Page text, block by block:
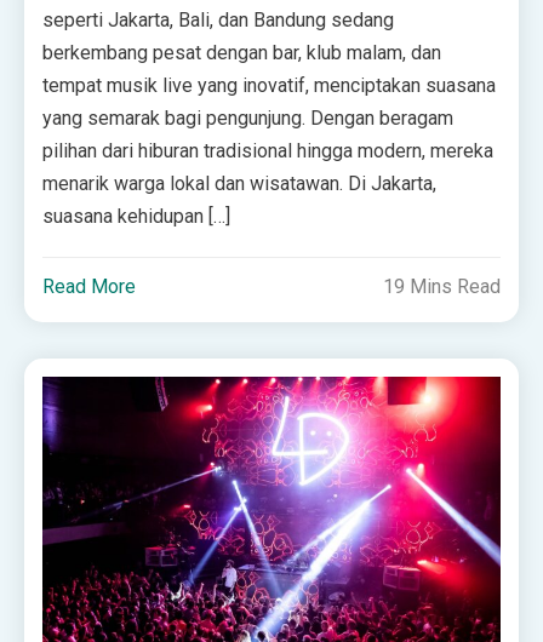
seperti Jakarta, Bali, dan Bandung sedang
berkembang pesat dengan bar, klub malam, dan
tempat musik live yang inovatif, menciptakan suasana
yang semarak bagi pengunjung. Dengan beragam
pilihan dari hiburan tradisional hingga modern, mereka
menarik warga lokal dan wisatawan. Di Jakarta,
suasana kehidupan […]
Read More 19 Mins Read